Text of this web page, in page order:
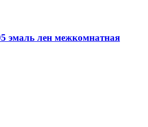
эмаль лен межкомнатная